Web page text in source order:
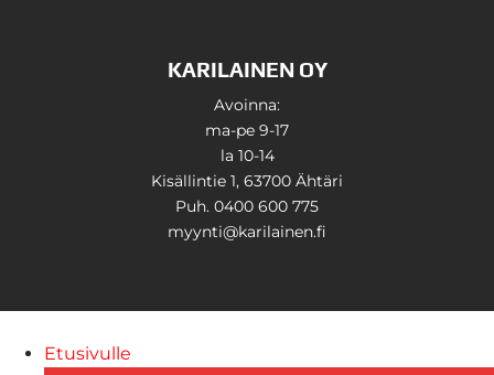
KARILAINEN OY
Avoinna:
ma-pe 9-17
la 10-14
Kisällintie 1, 63700 Ähtäri
Puh. 0400 600 775
myynti@karilainen.fi
Etusivulle